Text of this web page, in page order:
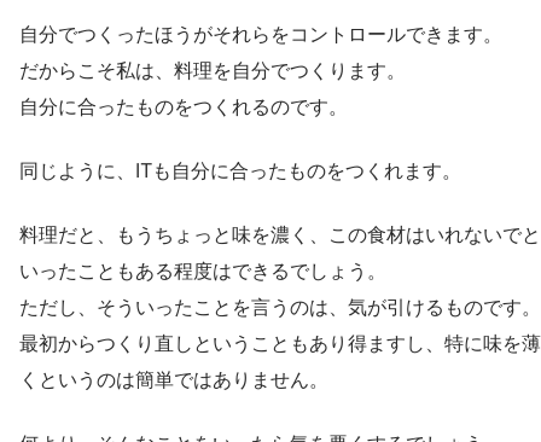
自分でつくったほうがそれらをコントロールできます。
だからこそ私は、料理を自分でつくります。
自分に合ったものをつくれるのです。
同じように、ITも自分に合ったものをつくれます。
料理だと、もうちょっと味を濃く、この食材はいれないでと
いったこともある程度はできるでしょう。
ただし、そういったことを言うのは、気が引けるものです。
最初からつくり直しということもあり得ますし、特に味を薄
くというのは簡単ではありません。